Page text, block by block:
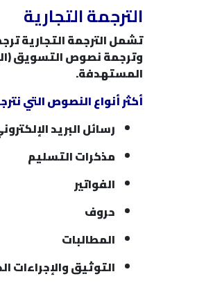
الترجمة التجارية
تشمل الترجمة التجارية
وترجمة نصوص التسويق
المستهدفة.
أكثر أنواع النصوص التي
رسائل البريد
مذكرات التسليم
الفواتير
حروف
المطالبات
التوثيق والإجراءات